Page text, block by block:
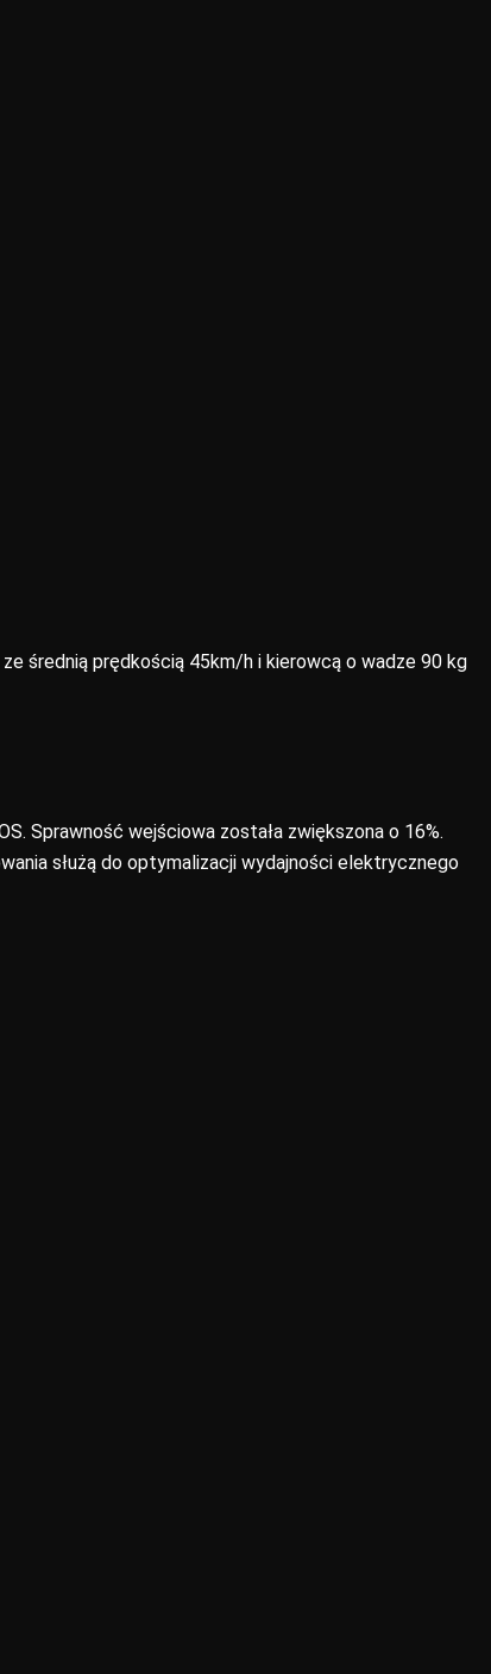
średnią prędkością 45km/h i kierowcą o wadze 90 kg
Sprawność wejściowa została zwiększona o 16%.
służą do optymalizacji wydajności elektrycznego